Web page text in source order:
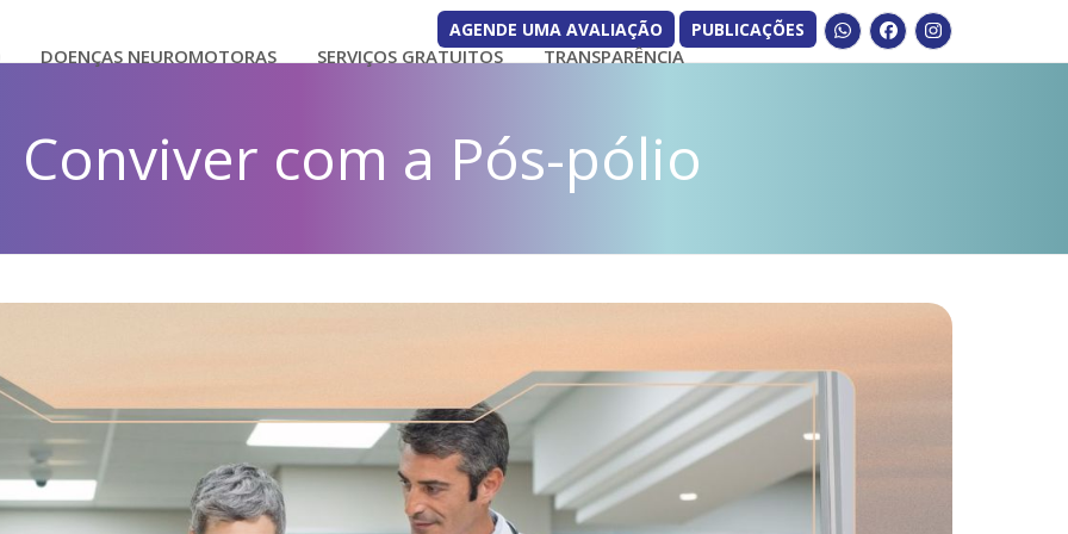
AGENDE UMA AVALIAÇÃO PUBLICAÇÕES WhatsappFacebookInstagram
DOENÇAS NEUROMOTORAS SERVIÇOS GRATUITOS TRANSPARÊNCIA
Conviver com a Pós-pólio